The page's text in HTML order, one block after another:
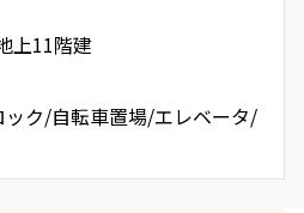
上11階建
ク/自転車置場/エレベータ/